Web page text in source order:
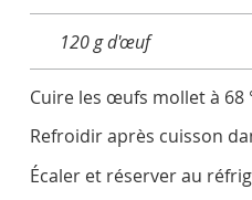
120 g d'œuf
Cuire les œufs mollet à 68
Refroidir après cuisson
Écaler et réserver au